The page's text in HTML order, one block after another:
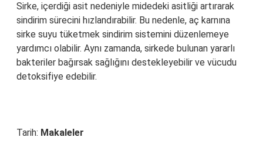
Sirke, içerdiği asit nedeniyle midedeki asitliği artırarak
sindirim sürecini hızlandırabilir. Bu nedenle, aç karnına
sirke suyu tüketmek sindirim sistemini düzenlemeye
yardımcı olabilir. Aynı zamanda, sirkede bulunan yararlı
bakteriler bağırsak sağlığını destekleyebilir ve vücudu
detoksifiye edebilir.
Tarih: Makaleler